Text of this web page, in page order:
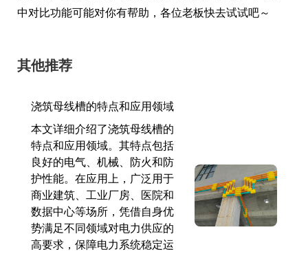
中对比功能可能对你有帮助，各位老板快去试试吧～
其他推荐
浇筑母线槽的特点和应用领域
本文详细介绍了浇筑母线槽的
特点和应用领域。其特点包括
良好的电气、机械、防火和防
护性能。在应用上，广泛用于
商业建筑、工业厂房、医院和
数据中心等场所，凭借自身优
势满足不同领域对电力供应的
高要求，保障电力系统稳定运